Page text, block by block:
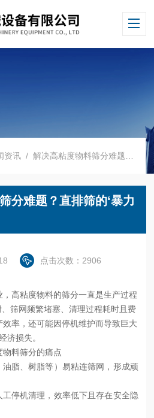
资讯 / 解决高粘度物料筛分难题？直排筛的‘暴力清网’绝招
分难题？直排筛的‘暴力
点击次数：2906
高粘度物料的筛分一直是生产过程
筛网频繁堵塞、清理过程耗时且费
率，还可能因停机维护而导致巨大
济损失。
物料筛分的痛点
油脂、树脂等）易粘连筛网，形成顽
工停机清理，效率低下且存在安全隐